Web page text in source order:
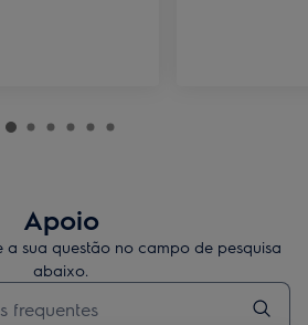
Apoio
a sua questão no campo de pesquisa
abaixo.